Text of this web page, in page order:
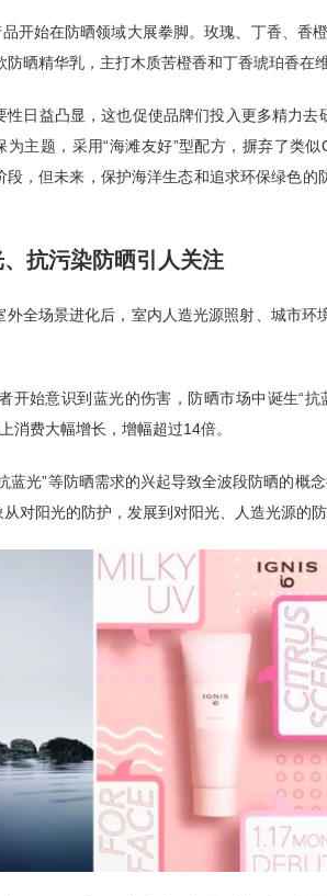
开始在防晒领域大展拳脚。玫瑰、丁香、香
晒精华乳，主打木质苦橙香和丁香琥珀香在
日益凸显，这也促使品牌们投入更多精力去
主题，采用“海滩友好”型配方，摒弃了类
，但未来，保护海洋生态和追求环保绿色的
抗污染防晒引人关注
全场景进化后，室内人造光源照射、城市环
开始意识到蓝光的伤害，防晒市场中诞生“
消费大幅增长，增幅超过14倍。
蓝光”等防晒需求的兴起导致全波段防晒的概
对阳光的防护，发展到对阳光、人造光源的防